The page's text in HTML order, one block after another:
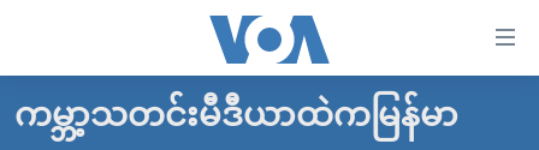
လွယ်ကူ
မူလစာမျက်နှာ
ကမ္ဘာ့သတင်းမီဒီယာထဲကမြန်မာ